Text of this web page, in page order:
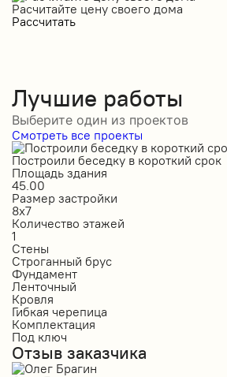
Расчитайте цену своего дома
Рассчитать
Лучшие работы
Выберите один из проектов
Смотреть все проекты
Построили беседку в короткий срок
Площадь здания
45.00
Размер застройки
8х7
Количество этажей
1
Стены
Строганный брус
Фундамент
Ленточный
Кровля
Гибкая черепица
Комплектация
Под ключ
Отзыв заказчика